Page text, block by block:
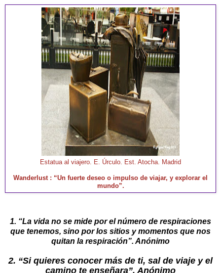
Estatua al viajero. E. Úrculo. Est. Atocha. Madrid
Wanderlust : “Un fuerte deseo o impulso de viajar, y explorar el
mundo”.
1. “La vida no se mide por el número de respiraciones
que tenemos, sino por los sitios y momentos que nos
quitan la respiración”. Anónimo
2. “Si quieres conocer más de ti, sal de viaje y el
camino te enseñara”. Anónimo